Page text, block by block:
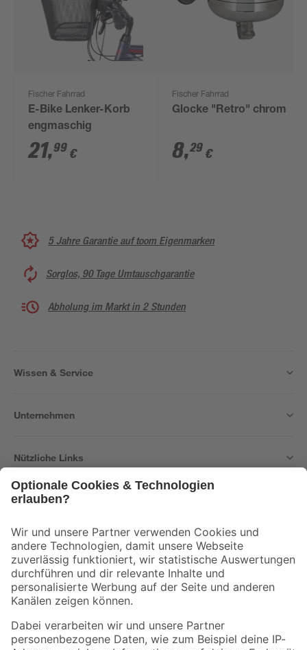
Fischer Fahrrad
E-Bike Lenker-Korb
engmaschig
21,99 €
Fischer Fahrrad
Glocke "Retro" chrom
8,29 €
5 Jahre Garantie auf toom Eigenmarken
Sorglos, 90 Tage Umtauschgarantie
Abholung im Markt in 2 Stunden
Wissen & Service
Unternehmen
Nützliche Links
Der toom Newsletter: Keine Angebote und Aktionen mehr verpassen!
Zur Newsletter Anmeldung
Folge uns